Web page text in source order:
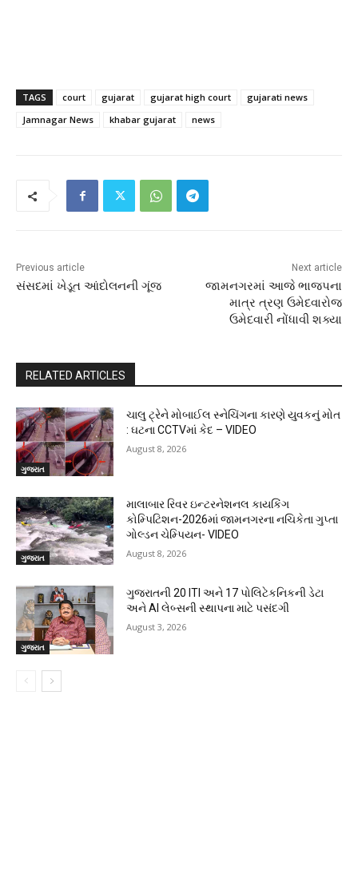
TAGS court gujarat gujarat high court
gujarati news
Jamnagar News
khabar gujarat news
Previous article
સંસદમાં ખેડૂત આંદોલનની ગૂંજ
Next article
જામનગરમાં આજે ભાજપના
માત્ર ત્રણ ઉમેદવારોજ
ઉમેદવારી નોંધાવી શક્યા
RELATED ARTICLES
ગુજરાત
ચાલુ ટ્રેને મોબાઈલ સ્નેચિંગના કારણે યુવકનું મોત
: ઘટના CCTVમાં કેદ – VIDEO
August 8, 2026
ગુજરાત
માલાબાર રિવર ઇન્ટરનેશનલ કાયકિંગ
કોમ્પિટિશન-2026માં જામનગરના નચિકેતા ગુપ્તા
ગોલ્ડન ચેમ્પિયન- VIDEO
August 8, 2026
ગુજરાત
ગુજરાતની 20 ITI અને 17 પોલિટેકનિકની ડેટા
અને AI લેબ્સની સ્થાપના માટે પસંદગી
August 3, 2026